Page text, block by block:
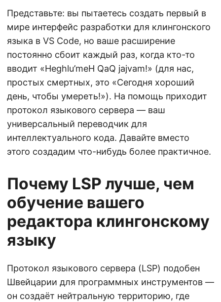
Представьте: вы пытаетесь создать первый в
мире интерфейс разработки для клингонского
языка в VS Code, но ваше расширение
постоянно сбоит каждый раз, когда кто-то
вводит «Heghlu’meH QaQ jajvam!» (для нас,
простых смертных, это «Сегодня хороший
день, чтобы умереть!»). На помощь приходит
протокол языкового сервера — ваш
универсальный переводчик для
интеллектуального кода. Давайте вместо
этого создадим что-нибудь более практичное.
Почему LSP лучше, чем
обучение вашего
редактора клингонскому
языку
Протокол языкового сервера (LSP) подобен
Швейцарии для программных инструментов —
он создаёт нейтральную территорию, где